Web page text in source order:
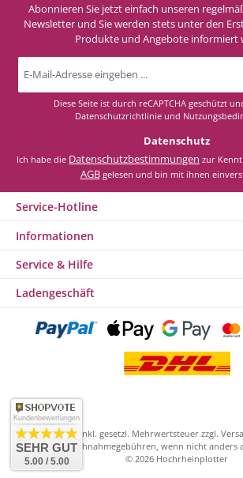
691 Neon-Berry
692 Mint
694 Pastel-Yellow
697 Light-Apricot
4290 Glossy-White
4292 Glossy-Red
Abonnieren Sie jetzt einfach unseren
Newsletter und Sie werden stets unter den
Produkte und Angebote informiert
E-
Mail-
*
Diese Seite ist durch reCAPTCHA geschützt
Datenschutzrichtlinie und
Datenschutz
Ich habe die Datenschutzbestimmungen zur
AGBgelesen und bin mit ihnen
Service-Hotline
Informationen
Service & Hilfe
Ladengeschäft
Alle Preise inkl. gesetzl. Mehrwertsteuer zzgl.
Nachnahmegebühren, wenn nicht anders
© 2026 Hochrheinplotter
Kundenbewertungen
SEHR GUT
5.00 / 5.00